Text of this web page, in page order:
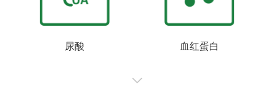
尿酸 血红蛋白